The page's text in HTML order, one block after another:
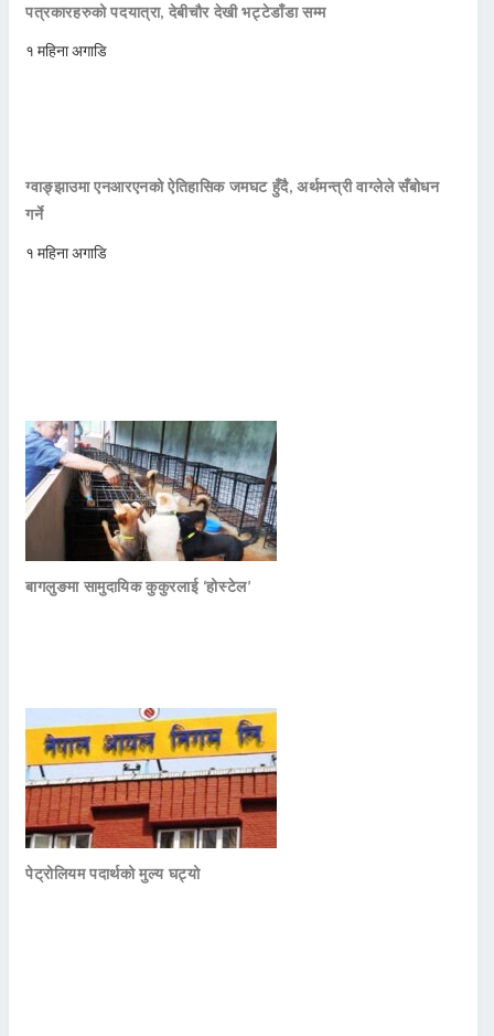
पत्रकारहरुको पदयात्रा, देबीचौर देखी भट्टेडाँडा सम्म
१ महिना अगाडि
ग्वाङ्झाउमा एनआरएनको ऐतिहासिक जमघट हुँदै, अर्थमन्त्री वाग्लेले सँबोधन
गर्ने
१ महिना अगाडि
बागलुङमा सामुदायिक कुकुरलाई ‘होस्टेल’
पेट्रोलियम पदार्थको मुल्य घट्यो